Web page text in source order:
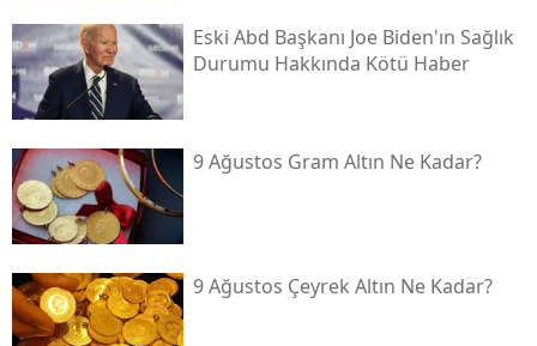
Eski Abd Başkanı Joe Biden'ın Sağlık
Durumu Hakkında Kötü Haber
9 Ağustos Gram Altın Ne Kadar?
9 Ağustos Çeyrek Altın Ne Kadar?